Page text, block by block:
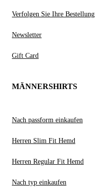
Verfolgen Sie Ihre Bestellung
Newsletter
Gift Card
MÄNNERSHIRTS
Nach passform einkaufen
Herren Slim Fit Hemd
Herren Regular Fit Hemd
Nach typ einkaufen